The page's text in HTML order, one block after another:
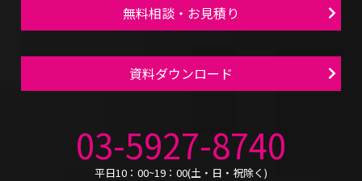
無料相談・お見積り
資料ダウンロード
03-5927-8740
平日10：00~19：00(土・日・祝除く)